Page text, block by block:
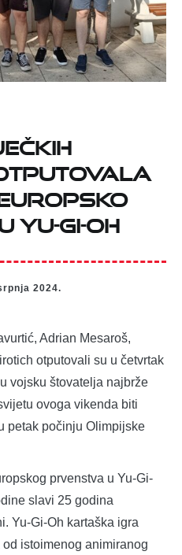
Gi-Oh
2024.
Adrian Mesaroš,
otputovali su u četvrtak
vojsku štovatelja najbrže
ovoga vikenda biti
petak počinju Olimpijske
prvenstva u Yu-Gi-
slavi 25 godina
Yu-Gi-Oh kartaška igra
istoimenog animiranog